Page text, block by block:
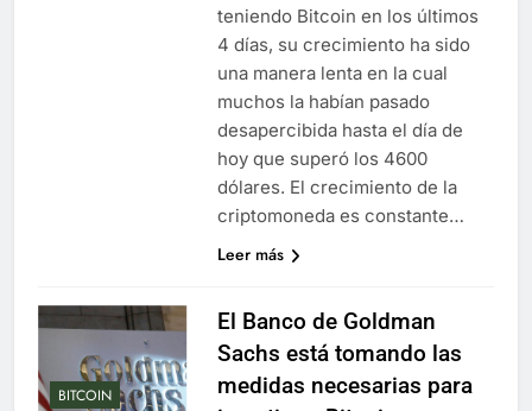
teniendo Bitcoin en los últimos
4 días, su crecimiento ha sido
una manera lenta en la cual
muchos la habían pasado
desapercibida hasta el día de
hoy que superó los 4600
dólares. El crecimiento de la
criptomoneda es constante…
Leer más
BITCOIN
El Banco de Goldman
Sachs está tomando las
medidas necesarias para